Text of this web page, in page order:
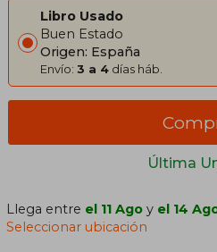
Libro Usado
Buen Estado
Origen: España
Envío: 3 a 4 días háb.
Última
Llega entre el 11 Ago y el 14
Seleccionar ubicación